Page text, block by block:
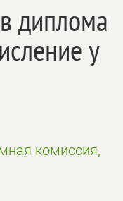
диплома
у
комиссия,